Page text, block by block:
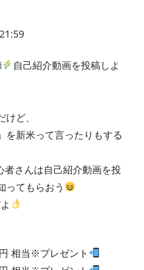
自己紹介動画を投稿しよ
ど、
を新米って言ったりもする
さんは自己紹介動画を投
ってもらおう
相当※プレゼント